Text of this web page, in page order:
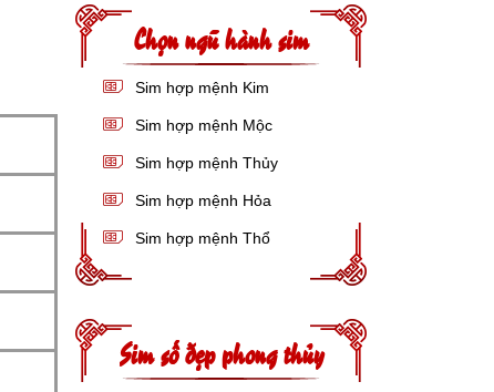
Chọn ngũ hành sim
Sim hợp mệnh Kim
Sim hợp mệnh Mộc
Sim hợp mệnh Thủy
Sim hợp mệnh Hỏa
Sim hợp mệnh Thổ
Sim số đẹp phong thủy